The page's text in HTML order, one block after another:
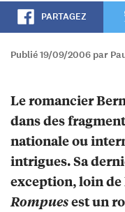
PARTAGEZ
Publié 19/09/2006 par
Le romancier
dans des
nationale ou
intrigues. Sa
exception, loin
Rompuesest un